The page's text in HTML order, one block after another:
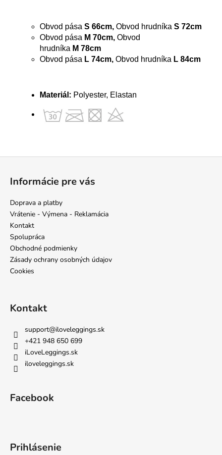
Obvod pása S 66cm, Obvod hrudníka S 72cm
Obvod pása M 70cm, Obvod
hrudníka M 78cm
Obvod pása L 74cm, Obvod hrudníka L 84cm
Materiál: Polyester, Elastan
Informácie pre vás
Doprava a platby
Vrátenie - Výmena - Reklamácia
Kontakt
Spolupráca
Obchodné podmienky
Zásady ochrany osobných údajov
Cookies
Kontakt
support@iloveleggings.sk
+421 948 650 699
iLoveLeggings.sk
iloveleggings.sk
Facebook
Prihlásenie